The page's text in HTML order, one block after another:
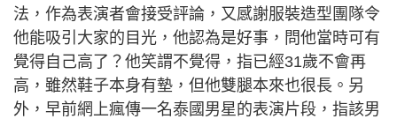
法，作為表演者會接受評論，又感謝服裝造型團隊令
他能吸引大家的目光，他認為是好事，問他當時可有
覺得自己高了？他笑謂不覺得，指已經31歲不會再
高，雖然鞋子本身有墊，但他雙腿本來也很長。另
外，早前網上瘋傳一名泰國男星的表演片段，指該男